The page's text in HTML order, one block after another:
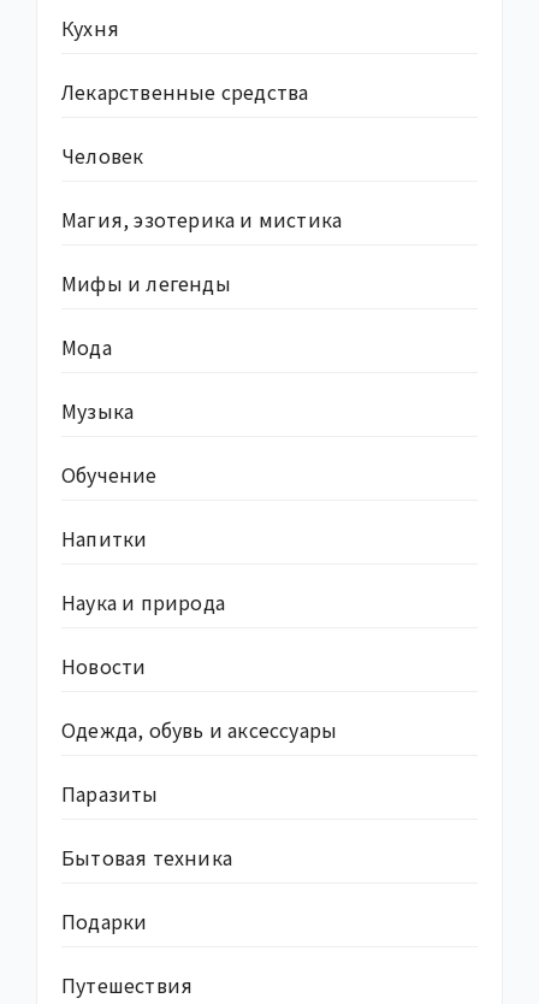
Кухня
Лекарственные средства
Человек
Магия, эзотерика и мистика
Мифы и легенды
Мода
Музыка
Обучение
Напитки
Наука и природа
Новости
Одежда, обувь и аксессуары
Паразиты
Бытовая техника
Подарки
Путешествия